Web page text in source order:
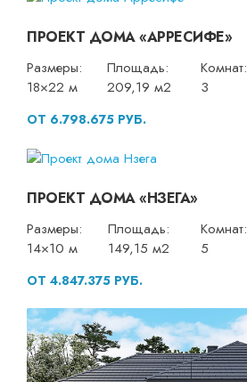
ПРОЕКТ ДОМА «АРРЕСИФЕ»
Размеры:
18×22 м
Площадь:
209,19 м2
Комнат:
3
ОТ 6.798.675 РУБ.
ПРОЕКТ ДОМА «НЗЕГА»
Размеры:
14×10 м
Площадь:
149,15 м2
Комнат:
5
ОТ 4.847.375 РУБ.